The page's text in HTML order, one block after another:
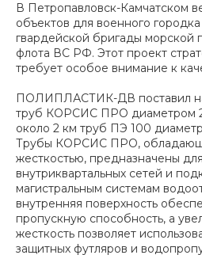
В Петропавловск-Камчатском
объектов для военного
гвардейской бригады морской
флота ВС РФ. Этот проект
требует особое внимание к
ПОЛИПЛАСТИК-ДВ поставил
труб КОРСИС ПРО диаметром
около 2 км труб ПЭ 100
Трубы КОРСИС ПРО,
жесткостью, предназначены
внутриквартальных сетей и
магистральным системам
внутренняя поверхность
пропускную способность, а
жесткость позволяет
защитных футляров и